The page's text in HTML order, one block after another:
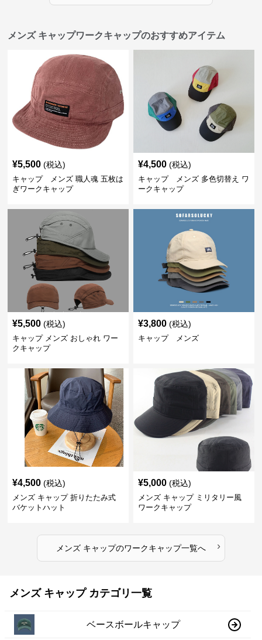
メンズ キャップワークキャップのおすすめアイテム
¥5,500 (税込)
キャップ メンズ 職人魂 五枚は
ぎワークキャップ
¥4,500 (税込)
キャップ メンズ 多色切替え ワ
ークキャップ
¥5,500 (税込)
キャップ メンズ おしゃれ ワー
クキャップ
¥3,800 (税込)
キャップ メンズ
¥4,500 (税込)
メンズ キャップ 折りたたみ式
バケットハット
¥5,000 (税込)
メンズ キャップ ミリタリー風
ワークキャップ
メンズ キャップのワークキャップ一覧へ ›
メンズ キャップ カテゴリ一覧
ベースボールキャップ